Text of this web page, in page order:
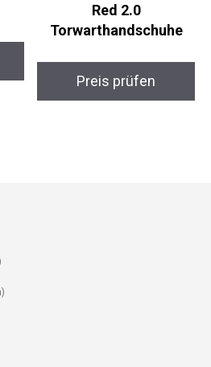
Red 2.0
Torwarthandschuhe
Preis prüfen